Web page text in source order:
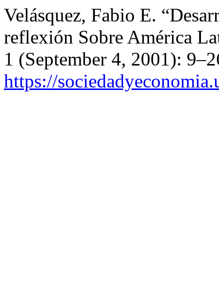
Velásquez, Fabio E.
reflexión Sobre América
1 (September 4, 2001):
https://